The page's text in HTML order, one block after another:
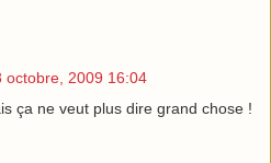
octobre, 2009 16:04
ça ne veut plus dire grand chose !